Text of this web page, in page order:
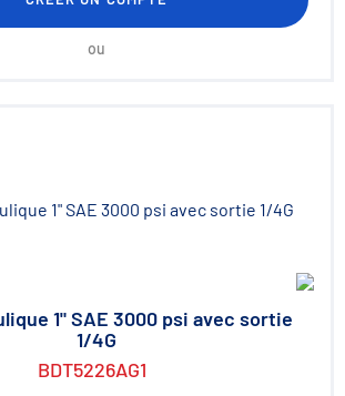
ou
1" SAE 3000 psi avec sortie
1/4G
BDT5226AG1